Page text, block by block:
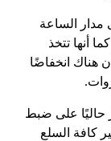
مدار الساعة
أنها تتخذ
هناك انخفاضًا
حاليًا على ضبط
كافة السلع